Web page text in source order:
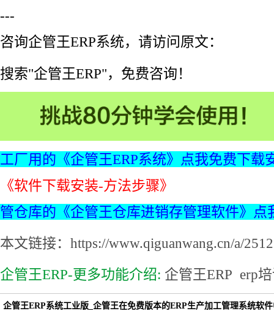
---
咨询企管王ERP系统，请访问原文：
搜索"企管王ERP"，免费咨询！
工厂用的《企管王ERP系统》点我免费下载
《软件下载安装-方法步骤》
管仓库的《企管王仓库进销存管理软件》点
本文链接：https://www.qiguanwang.cn/a/
企管王ERP-更多功能介绍: 企管王ERP erp
企管王ERP系统工业版_企管王在免费版本的ERP生产加工管理系统软